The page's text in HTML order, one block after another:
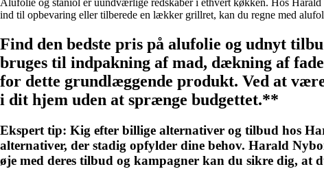
Alufolie og staniol er uundværlige redskaber i ethvert køkken. Hos
ind til opbevaring eller tilberede en lækker grillret, kan du regne med
Find den bedste pris på alufolie og udnyt
bruges til indpakning af mad, dækning af
for dette grundlæggende produkt. Ved at
i dit hjem uden at sprænge budgettet.**
Ekspert tip: Kig efter billige alternativer og tilbud hos
alternativer, der stadig opfylder dine behov. Harald
øje med deres tilbud og kampagner kan du sikre dig,